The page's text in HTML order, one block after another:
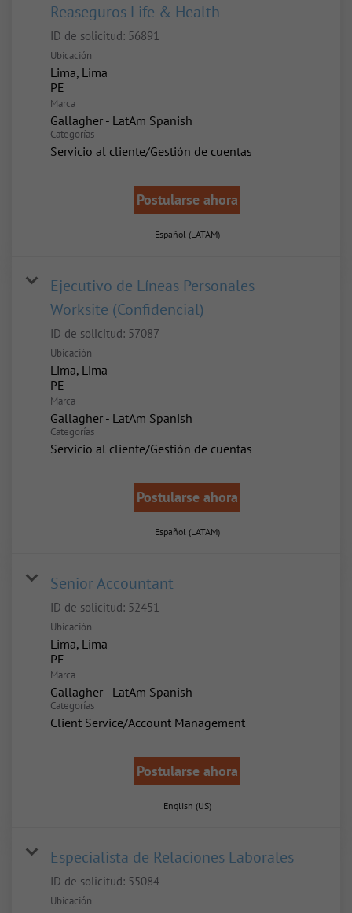
Reaseguros Life & Health
ID de solicitud: 56891
Ubicación
Lima, Lima
Marca
Gallagher - LatAm Spanish
Categorías
Servicio al cliente/Gestión de cuentas
Postularse ahora
Español (LATAM)
Ejecutivo de Líneas Personales
Worksite (Confidencial)
ID de solicitud: 57087
Ubicación
Lima, Lima
Marca
Gallagher - LatAm Spanish
Categorías
Servicio al cliente/Gestión de cuentas
Postularse ahora
Español (LATAM)
Senior Accountant
ID de solicitud: 52451
Ubicación
Lima, Lima
Marca
Gallagher - LatAm Spanish
Categorías
Client Service/Account Management
Postularse ahora
English (US)
Especialista de Relaciones Laborales
ID de solicitud: 55084
Ubicación